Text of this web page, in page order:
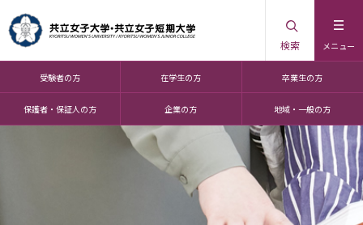
メニュー
検索
受験者の方 在学生の方 卒業生の方
保護者・保証人の方 企業の方 地域・一般の方